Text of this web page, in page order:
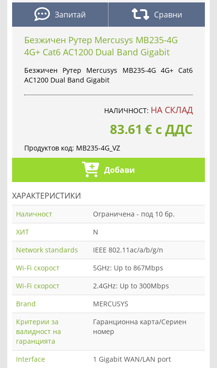
Запитай Сравни
Безжичен Рутер Mercusys MB235-4G
4G+ Cat6 AC1200 Dual Band Gigabit
Безжичен Рутер Mercusys MB235-4G 4G+ Cat6
AC1200 Dual Band Gigabit
НАЛИЧНОСТ: НА СКЛАД
83.61 € с ДДС
Продуктов код: MB235-4G_VZ
Добави
ХАРАКТЕРИСТИКИ
Наличност
Ограничена - под 10 бр.
ХИТ
N
Network standards
IEEE 802.11ac/a/b/g/n
Wi-Fi скорост
5GHz: Up to 867Mbps
Wi-Fi скорост
2.4GHz: Up to 300Mbps
Brand
MERCUSYS
Критерии за
валидност на
гаранцията
Гаранционна карта/Сериен
номер
Interface
1 Gigabit WAN/LAN port